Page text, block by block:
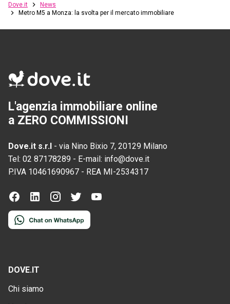
Dove.it
News
Metro M5 a Monza: la svolta per il mercato immobiliare
L'agenzia immobiliare online
a ZERO COMMISSIONI
Dove.it s.r.l - via Nino Bixio 7, 20129 Milano
Tel: 02 87178289 - E-mail: info@dove.it
P.IVA 10461690967 - REA MI-2534317
DOVE.IT
Chi siamo